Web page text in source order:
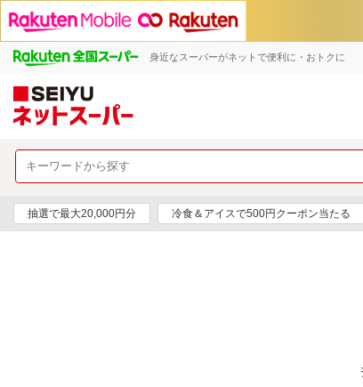
身近なスーパーがネットで便利に・おトクに
抽選で最大20,000円分 冷食＆アイスで500円クーポン当たる